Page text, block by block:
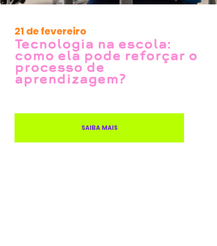
21 de fevereiro
Tecnologia na escola:
como ela pode reforçar o
processo de
aprendizagem?
SAIBA MAIS